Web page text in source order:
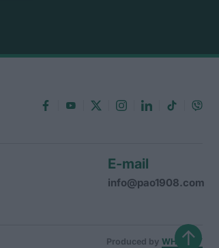
E-mail
info@pao1908.com
Produced by WHISKEY
↑